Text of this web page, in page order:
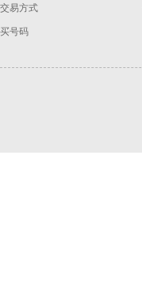
交易方式
买号码